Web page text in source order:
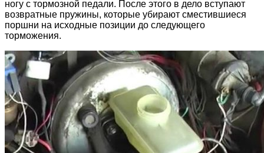
ногу с тормозной педали. После этого в дело вступают
возвратные пружины, которые убирают сместившиеся
поршни на исходные позиции до следующего
торможения.